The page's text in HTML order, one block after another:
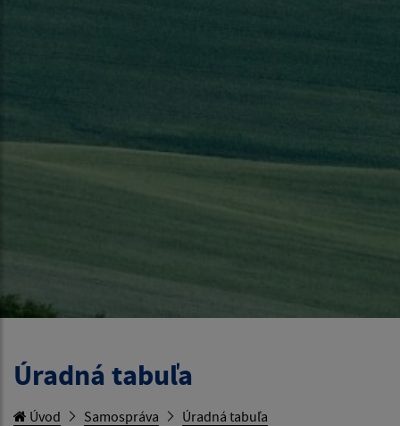
Úradná tabuľa
Úvod Samospráva Úradná tabuľa